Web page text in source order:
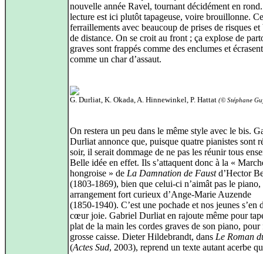
nouvelle année Ravel, tournant décidément en
lecture est ici plutôt tapageuse, voire brouillonne.
ferraillements avec beaucoup de prises de risques et
de distance. On se croit au front ; ça explose de
graves sont frappés comme des enclumes et
comme un char d’assaut.
G. Durliat, K. Okada, A. Hinnewinkel, P. Hattat (© Stéphane
On restera un peu dans le même style avec le bis.
Durliat annonce que, puisque quatre pianistes sont
soir, il serait dommage de ne pas les réunir tous
Belle idée en effet. Ils s’attaquent donc à la «
hongroise » de La Damnation de Faustd’Hector
(1803‑1869), bien que celui-ci n’aimât pas le piano,
arrangement fort curieux d’Ange‑Marie Auzende
(1850‑1940). C’est une pochade et nos jeunes s’en
cœur joie. Gabriel Durliat en rajoute même pour
plat de la main les cordes graves de son piano, pour
grosse caisse. Dieter Hildebrandt, dans Le Roman
(Actes Sud, 2003), reprend un texte autant acerbe